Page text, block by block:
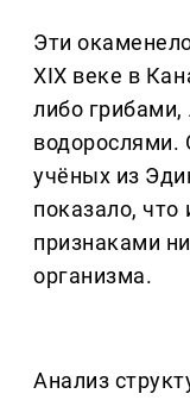
Эти
XIX веке в
либо
водорослями.
учёных из
показало, что
признаками
организма.
Анализ